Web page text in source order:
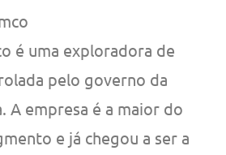
é uma exploradora de
pelo governo da
A empresa é a maior do
e já chegou a ser a